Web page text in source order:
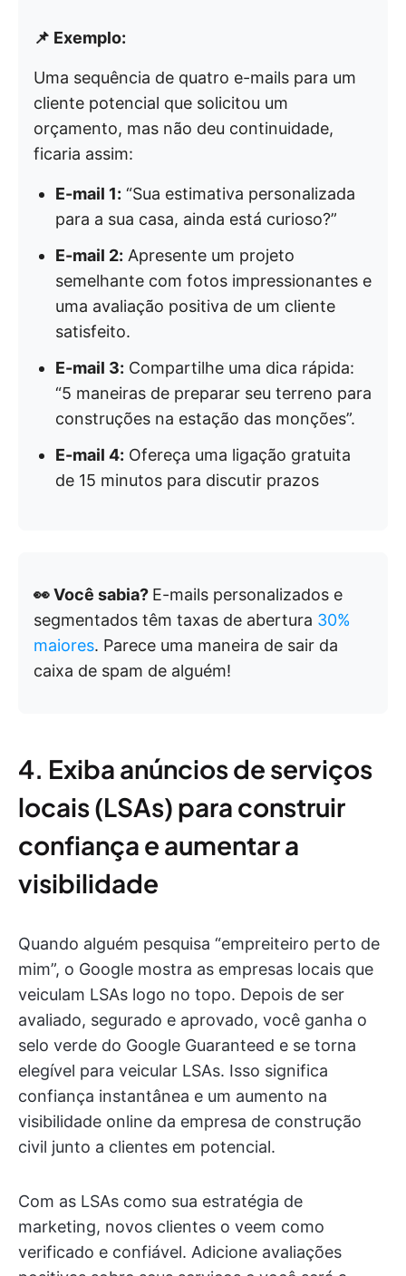
📌 Exemplo:
Uma sequência de quatro e-mails para um
cliente potencial que solicitou um
orçamento, mas não deu continuidade,
ficaria assim:
E-mail 1: “Sua estimativa personalizada
para a sua casa, ainda está curioso?”
E-mail 2: Apresente um projeto
semelhante com fotos impressionantes e
uma avaliação positiva de um cliente
satisfeito.
E-mail 3: Compartilhe uma dica rápida:
“5 maneiras de preparar seu terreno para
construções na estação das monções”.
E-mail 4: Ofereça uma ligação gratuita
de 15 minutos para discutir prazos
👀 Você sabia? E-mails personalizados e
segmentados têm taxas de abertura 30%
maiores. Parece uma maneira de sair da
caixa de spam de alguém!
4. Exiba anúncios de serviços
locais (LSAs) para construir
confiança e aumentar a
visibilidade
Quando alguém pesquisa “empreiteiro perto de
mim”, o Google mostra as empresas locais que
veiculam LSAs logo no topo. Depois de ser
avaliado, segurado e aprovado, você ganha o
selo verde do Google Guaranteed e se torna
elegível para veicular LSAs. Isso significa
confiança instantânea e um aumento na
visibilidade online da empresa de construção
civil junto a clientes em potencial.
Com as LSAs como sua estratégia de
marketing, novos clientes o veem como
verificado e confiável. Adicione avaliações